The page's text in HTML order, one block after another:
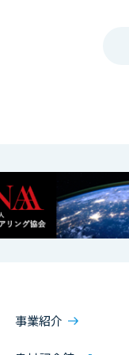
事業紹介